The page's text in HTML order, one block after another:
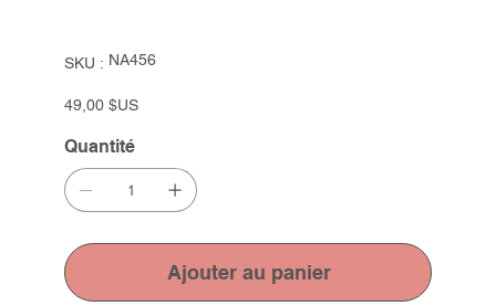
SKU : SKU
NA456
NA456
Prix
49,00 $US
Quantité
Ajouter au panier